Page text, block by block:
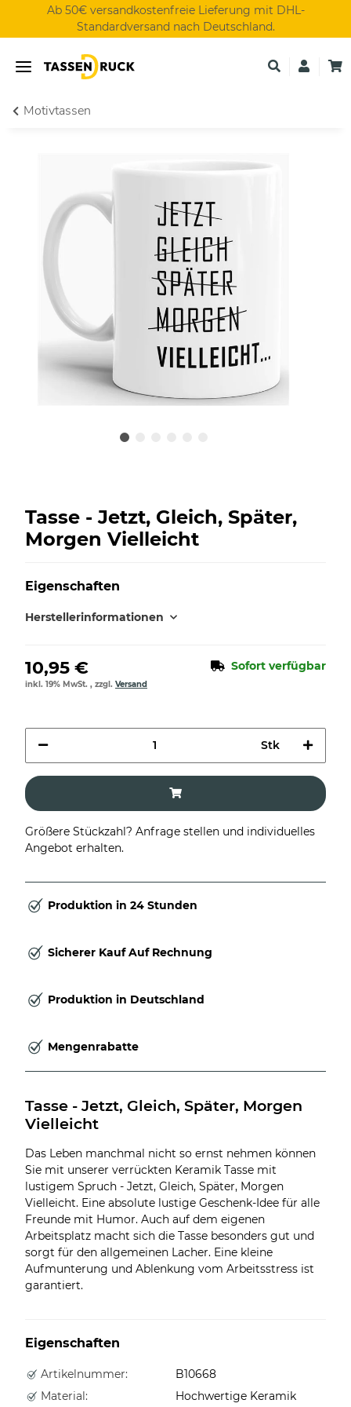
Ab 50€ versandkostenfreie Lieferung mit DHL-
Standardversand nach Deutschland.
Motivtassen
Tasse - Jetzt, Gleich, Später,
Morgen Vielleicht
Eigenschaften
Herstellerinformationen
10,95 € Sofort verfügbar
inkl. 19% MwSt. , zzgl. Versand
Stk
Größere Stückzahl? Anfrage stellen und individuelles
Angebot erhalten.
Produktion in 24 Stunden
Sicherer Kauf Auf Rechnung
Produktion in Deutschland
Mengenrabatte
Tasse - Jetzt, Gleich, Später, Morgen
Vielleicht
Das Leben manchmal nicht so ernst nehmen können
Sie mit unserer verrückten Keramik Tasse mit
lustigem Spruch - Jetzt, Gleich, Später, Morgen
Vielleicht. Eine absolute lustige Geschenk-Idee für alle
Freunde mit Humor. Auch auf dem eigenen
Arbeitsplatz macht sich die Tasse besonders gut und
sorgt für den allgemeinen Lacher. Eine kleine
Aufmunterung und Ablenkung vom Arbeitsstress ist
garantiert.
Eigenschaften
Artikelnummer:
B10668
Material:
Hochwertige Keramik